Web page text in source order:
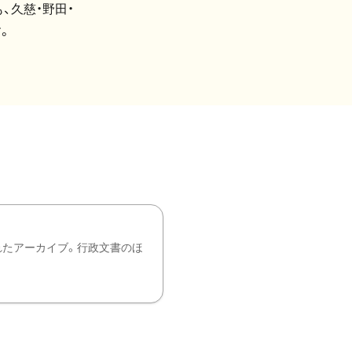
慈・野田・
アーカイブ。行政文書のほ